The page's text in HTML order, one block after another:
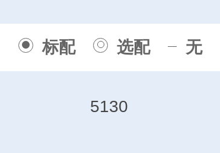
标配 选配 无
5130